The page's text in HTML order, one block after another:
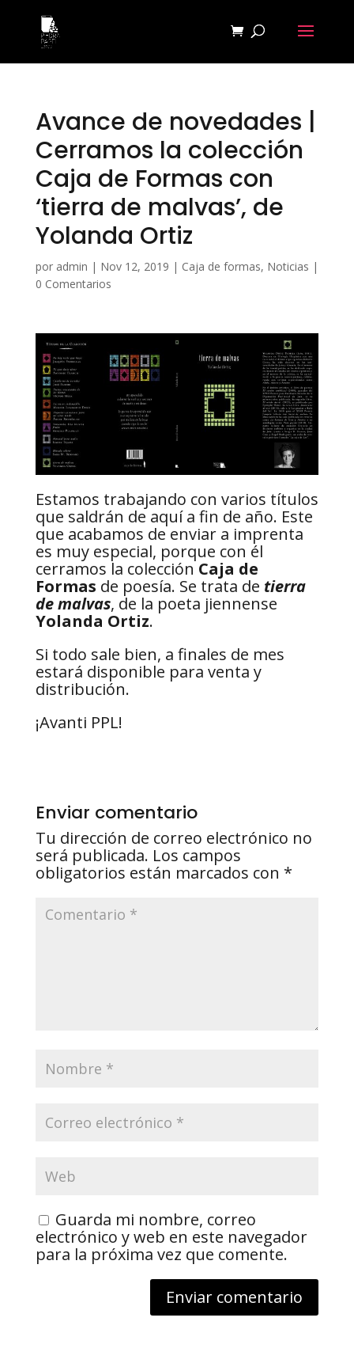
Avance de novedades |
Cerramos la colección
Caja de Formas con
‘tierra de malvas’, de
Yolanda Ortiz
por admin | Nov 12, 2019 | Caja de formas, Noticias |
0 Comentarios
Estamos trabajando con varios títulos
que saldrán de aquí a fin de año. Este
que acabamos de enviar a imprenta
es muy especial, porque con él
cerramos la colecciónCaja de
Formas de poesía. Se trata de tierra
de malvas, de la poeta jiennense
Yolanda Ortiz.
Si todo sale bien, a finales de mes
estará disponible para venta y
distribución.
¡Avanti PPL!
Enviar comentario
Tu dirección de correo electrónico no
será publicada. Los campos
obligatorios están marcados con *
Guarda mi nombre, correo
electrónico y web en este navegador
para la próxima vez que comente.